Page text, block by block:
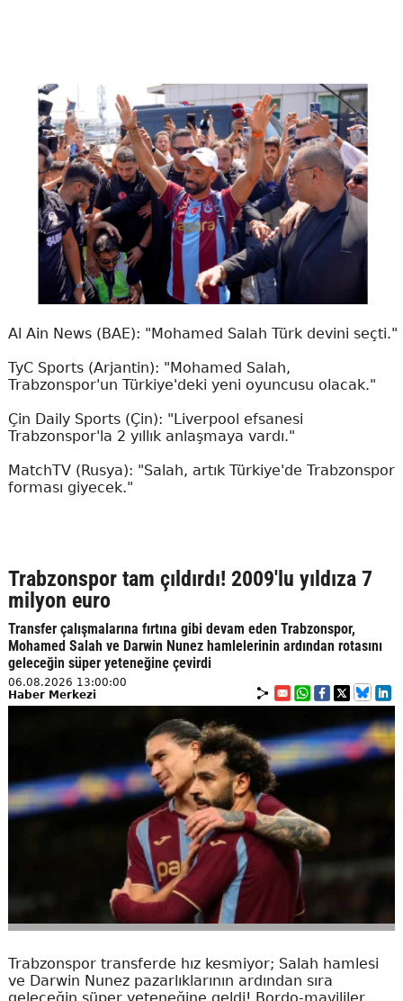
Al Ain News (BAE): "Mohamed Salah Türk devini seçti."
TyC Sports (Arjantin): "Mohamed Salah,
Trabzonspor'un Türkiye'deki yeni oyuncusu olacak."
Çin Daily Sports (Çin): "Liverpool efsanesi
Trabzonspor'la 2 yıllık anlaşmaya vardı."
MatchTV (Rusya): "Salah, artık Türkiye'de Trabzonspor
forması giyecek."
Trabzonspor tam çıldırdı! 2009'lu yıldıza 7
milyon euro
Transfer çalışmalarına fırtına gibi devam eden Trabzonspor,
Mohamed Salah ve Darwin Nunez hamlelerinin ardından rotasını
geleceğin süper yeteneğine çevirdi
06.08.2026 13:00:00
Haber Merkezi
Trabzonspor transferde hız kesmiyor; Salah hamlesi
ve Darwin Nunez pazarlıklarının ardından sıra
geleceğin süper yeteneğine geldi! Bordo-mavililer,